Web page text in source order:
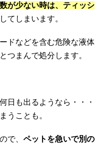
が少ない時は、ティッシ
してしまいます。
ドなどを含む危険な液体
つまんで処分します。
日も出るようなら・・・
うことも。
で、 ペットを急いで別の